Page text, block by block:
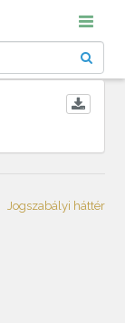
Jogszabályi háttér